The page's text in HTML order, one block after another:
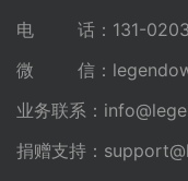
电 话：131-
微 信：legendowl
业务联系：
捐赠支持：